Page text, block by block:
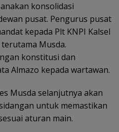
konsolidasi
pusat. Pengurus pusat
kepada Plt KNPI Kalsel
Musda.
konstitusi dan
Almazo kepada wartawan.
Musda selanjutnya akan
untuk memastikan
aturan main.